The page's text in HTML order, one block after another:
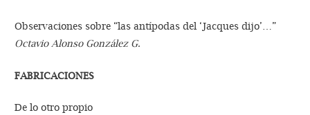
Observaciones sobre “las antípodas del ‘Jacques dijo’…”
Octavio Alonso González G.
FABRICACIONES
De lo otro propio